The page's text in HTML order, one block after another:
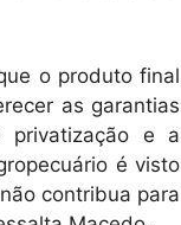
o produto final
as garantias
privatização e a
é visto
contribua para